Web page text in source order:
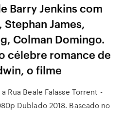
Barry Jenkins com
Stephan James,
Colman Domingo.
célebre romance de
o filme
Rua Beale Falasse Torrent -
Dublado 2018. Baseado no